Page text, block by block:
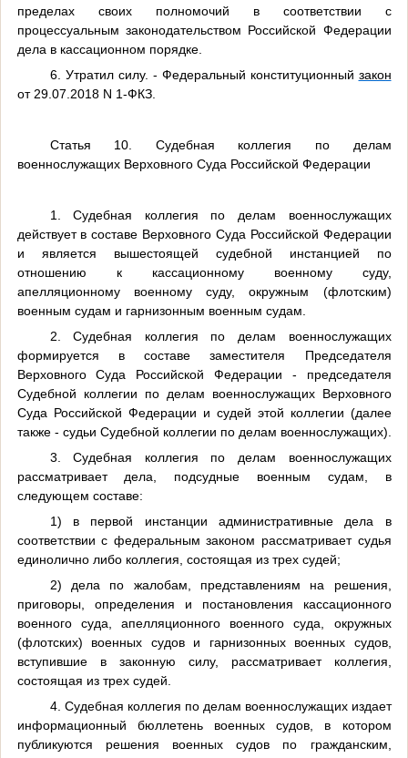
пределах своих полномочий в соответствии с
процессуальным законодательством Российской Федерации
дела в кассационном порядке.
6. Утратил силу. - Федеральный конституционный закон
от 29.07.2018 N 1-ФКЗ.
Статья 10. Судебная коллегия по делам
военнослужащих Верховного Суда Российской Федерации
1. Судебная коллегия по делам военнослужащих
действует в составе Верховного Суда Российской Федерации
и является вышестоящей судебной инстанцией по
отношению к кассационному военному суду,
апелляционному военному суду, окружным (флотским)
военным судам и гарнизонным военным судам.
2. Судебная коллегия по делам военнослужащих
формируется в составе заместителя Председателя
Верховного Суда Российской Федерации - председателя
Судебной коллегии по делам военнослужащих Верховного
Суда Российской Федерации и судей этой коллегии (далее
также - судьи Судебной коллегии по делам военнослужащих).
3. Судебная коллегия по делам военнослужащих
рассматривает дела, подсудные военным судам, в
следующем составе:
1) в первой инстанции административные дела в
соответствии с федеральным законом рассматривает судья
единолично либо коллегия, состоящая из трех судей;
2) дела по жалобам, представлениям на решения,
приговоры, определения и постановления кассационного
военного суда, апелляционного военного суда, окружных
(флотских) военных судов и гарнизонных военных судов,
вступившие в законную силу, рассматривает коллегия,
состоящая из трех судей.
4. Судебная коллегия по делам военнослужащих издает
информационный бюллетень военных судов, в котором
публикуются решения военных судов по гражданским,